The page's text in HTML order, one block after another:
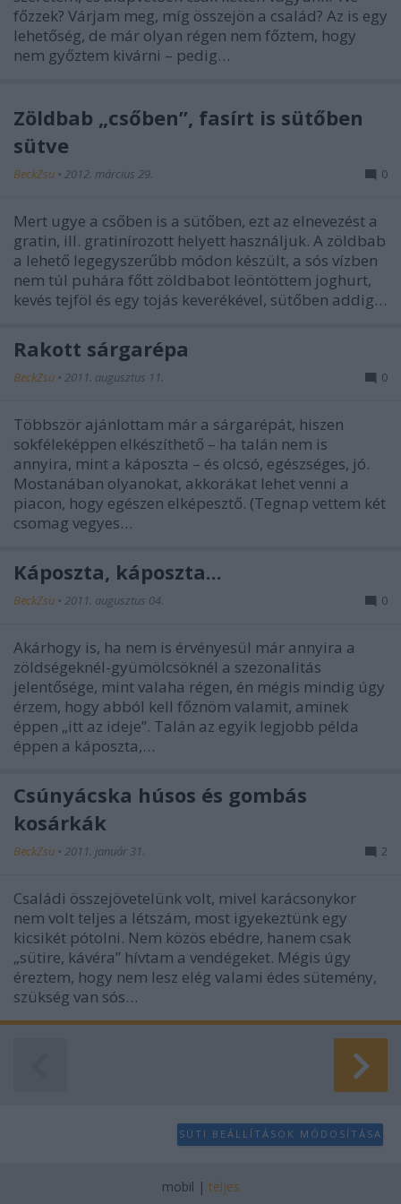
főzzek? Várjam meg, míg összejön a család? Az is egy
lehetőség, de már olyan régen nem főztem, hogy
nem győztem kivárni – pedig…
Zöldbab „csőben”, fasírt is sütőben
sütve
BeckZsu • 2012. március 29. 0
Mert ugye a csőben is a sütőben, ezt az elnevezést a
gratin, ill. gratinírozott helyett használjuk. A zöldbab
a lehető legegyszerűbb módon készült, a sós vízben
nem túl puhára főtt zöldbabot leöntöttem joghurt,
kevés tejföl és egy tojás keverékével, sütőben addig…
Rakott sárgarépa
BeckZsu • 2011. augusztus 11. 0
Többször ajánlottam már a sárgarépát, hiszen
sokféleképpen elkészíthető – ha talán nem is
annyira, mint a káposzta – és olcsó, egészséges, jó.
Mostanában olyanokat, akkorákat lehet venni a
piacon, hogy egészen elképesztő. (Tegnap vettem két
csomag vegyes…
Káposzta, káposzta...
BeckZsu • 2011. augusztus 04. 0
Akárhogy is, ha nem is érvényesül már annyira a
zöldségeknél-gyümölcsöknél a szezonalitás
jelentősége, mint valaha régen, én mégis mindig úgy
érzem, hogy abból kell főznöm valamit, aminek
éppen „itt az ideje”. Talán az egyik legjobb példa
éppen a káposzta,…
Csúnyácska húsos és gombás
kosárkák
BeckZsu • 2011. január 31. 2
Családi összejövetelünk volt, mivel karácsonykor
nem volt teljes a létszám, most igyekeztünk egy
kicsikét pótolni. Nem közös ebédre, hanem csak
„sütire, kávéra” hívtam a vendégeket. Mégis úgy
éreztem, hogy nem lesz elég valami édes sütemény,
szükség van sós…
SÜTI BEÁLLÍTÁSOK MÓDOSÍTÁSA
mobil | teljes